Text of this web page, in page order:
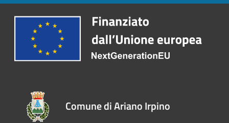
Comune di Ariano Irpino